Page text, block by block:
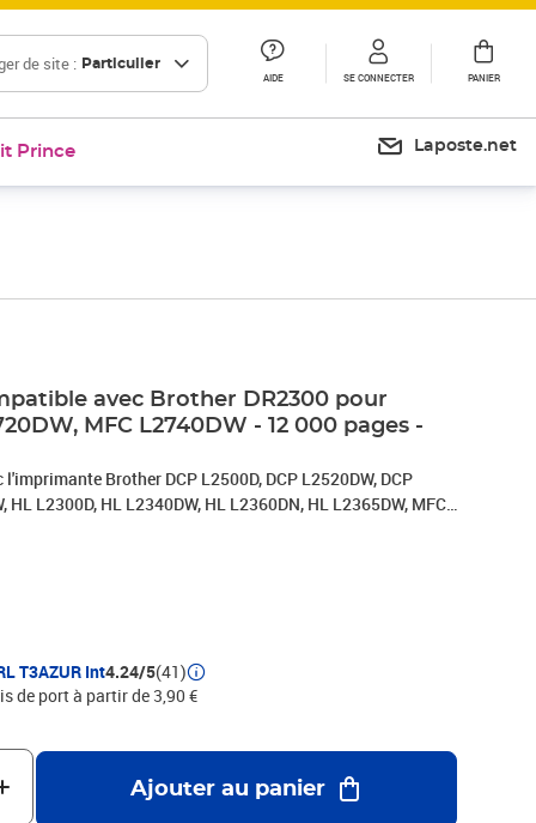
de site : Particulier
AIDE SE CONNECTER PANIER
Prince Laposte.net
avec Brother DR2300 pour
MFC L2740DW - 12 000 pages -
Brother DCP L2500D, DCP L2520DW, DCP
HL L2300D, HL L2340DW, HL L2360DN, HL L2365DW, MFC
MFC L2720DW, MFC L2740DW - 100% Compatible -
les normes européennes ISO 9001/14001, STMC, CE, ROHS
garantie une excellence qualité d'impression - Marque
T3AZUR Int4.24/5(41)
de port à partir de 3,90 €
Ajouter au panier